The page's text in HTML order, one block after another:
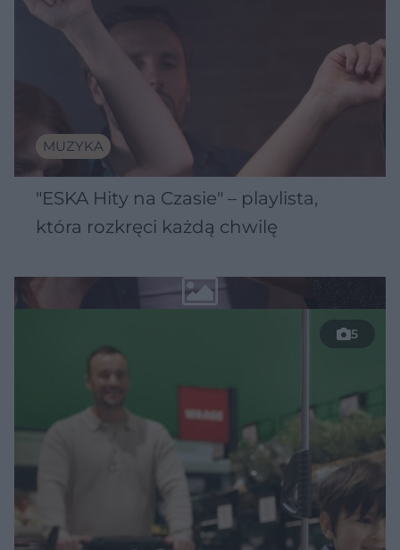
MUZYKA
"ESKA Hity na Czasie" – playlista,
która rozkręci każdą chwilę
5